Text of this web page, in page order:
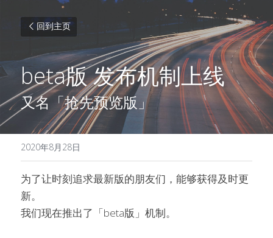
回到主页
beta版 发布机制上线
又名「抢先预览版」
2020年8月28日
为了让时刻追求最新版的朋友们，能够获得及时更
新。
我们现在推出了「beta版」机制。